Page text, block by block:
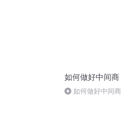
如何做好中间商
如何做好中间商